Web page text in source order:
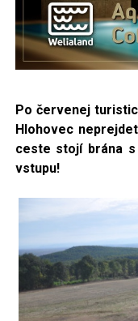
Po červenej
Hlohovec
ceste stojí brána s
vstupu!